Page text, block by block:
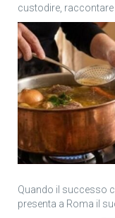
custodire,
Quando il successo
presenta a Roma il